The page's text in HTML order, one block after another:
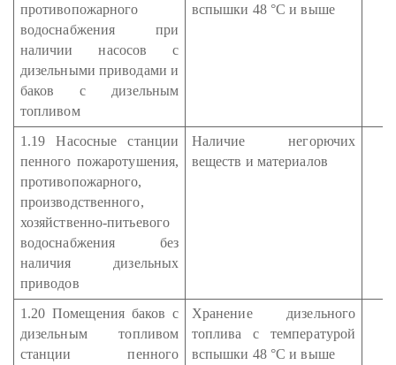
противопожарного
водоснабжения при
наличии насосов с
дизельными приводами и
баков с дизельным
топливом
вспышки 48 °С и выше
1.19 Насосные станции
пенного пожаротушения,
противопожарного,
производственного,
хозяйственно-питьевого
водоснабжения без
наличия дизельных
приводов
Наличие негорючих
веществ и материалов
1.20 Помещения баков с
дизельным топливом
станции пенного
Хранение дизельного
топлива с температурой
вспышки 48 °С и выше